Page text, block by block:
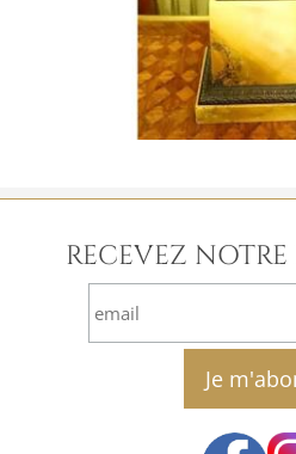
RECEVEZ